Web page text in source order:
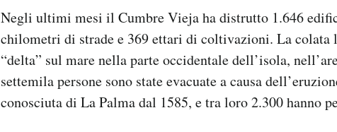
Negli ultimi mesi il Cumbre Vieja ha distrutto 1.646
chilometri di strade e 369 ettari di coltivazioni. La colata
“delta” sul mare nella parte occidentale dell’isola,
settemila persone sono state evacuate a causa
conosciuta di La Palma dal 1585, e tra loro 2.300 hanno